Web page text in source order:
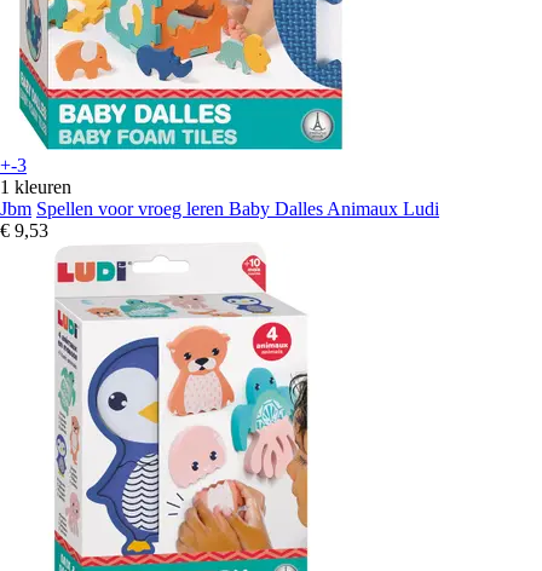
+-3
1 kleuren
Jbm Spellen voor vroeg leren Baby Dalles Animaux Ludi
€ 9,53